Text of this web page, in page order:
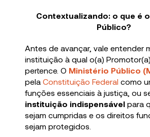
Contextualizando: o que é
Público?
Antes de avançar, vale entender
instituição à qual o(a)
pertence. O Ministério Público
pelaConstituição Federal como
funções essenciais à justiça, ou
instituição indispensável para
sejam cumpridas e os direitos
sejam protegidos.